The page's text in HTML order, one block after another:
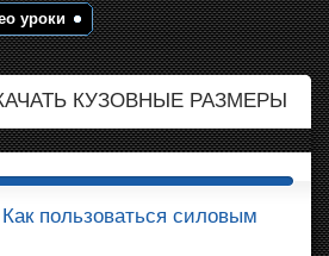
уроки
КУЗОВНЫЕ РАЗМЕРЫ
пользоваться силовым